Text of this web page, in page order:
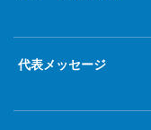
代表メッセージ